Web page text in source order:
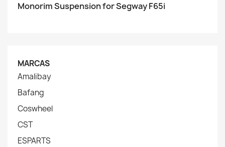
Monorim Suspension for Segway F65i
MARCAS
Amalibay
Bafang
Coswheel
CST
ESPARTS